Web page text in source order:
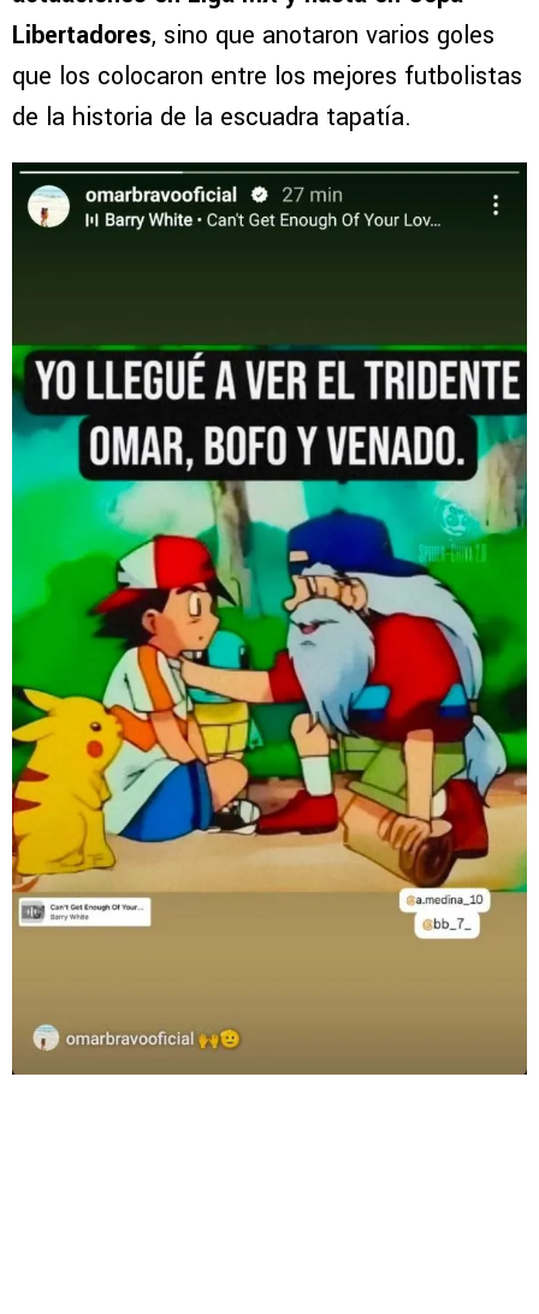
Libertadores, sino que anotaron varios goles
que los colocaron entre los mejores futbolistas
de la historia de la escuadra tapatía.